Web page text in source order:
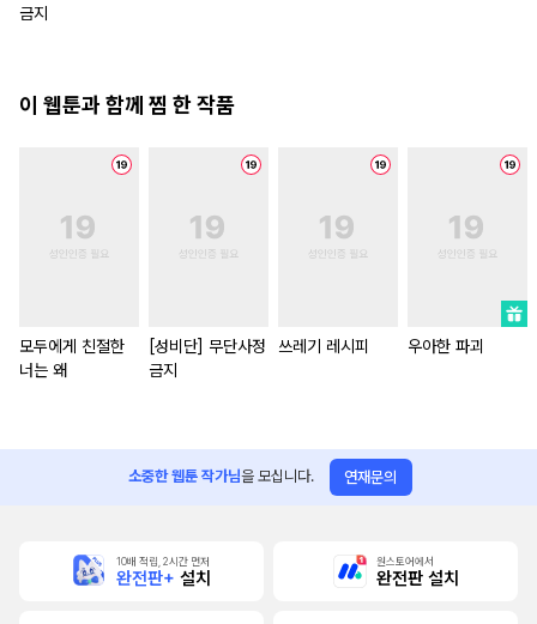
금지
이 웹툰과 함께 찜 한 작품
모두에게 친절한
너는 왜
[성비단] 무단사정
금지
쓰레기 레시피 우아한 파괴
소중한 웹툰 작가님을 모십니다. 연재문의
10배 적립, 2시간 먼저
완전판+ 설치
원스토어에서
완전판 설치